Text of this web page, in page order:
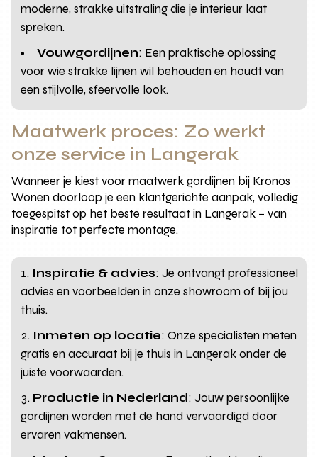
moderne, strakke uitstraling die je interieur laat
spreken.
Vouwgordijnen: Een praktische oplossing
voor wie strakke lijnen wil behouden en houdt van
een stijlvolle, sfeervolle look.
Maatwerk proces: Zo werkt
onze service in Langerak
Wanneer je kiest voor maatwerk gordijnen bij Kronos
Wonen doorloop je een klantgerichte aanpak, volledig
toegespitst op het beste resultaat in Langerak – van
inspiratie tot perfecte montage.
Inspiratie & advies: Je ontvangt professioneel
advies en voorbeelden in onze showroom of bij jou
thuis.
Inmeten op locatie: Onze specialisten meten
gratis en accuraat bij je thuis in Langerak onder de
juiste voorwaarden.
Productie in Nederland: Jouw persoonlijke
gordijnen worden met de hand vervaardigd door
ervaren vakmensen.